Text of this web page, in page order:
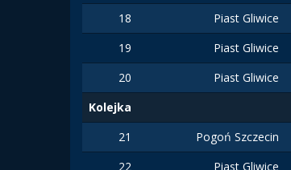
18
Piast Gliwice
19
Piast Gliwice
20 Piast Gliwice
Kolejka
21
Pogoń Szczecin
22
Piast Gliwice